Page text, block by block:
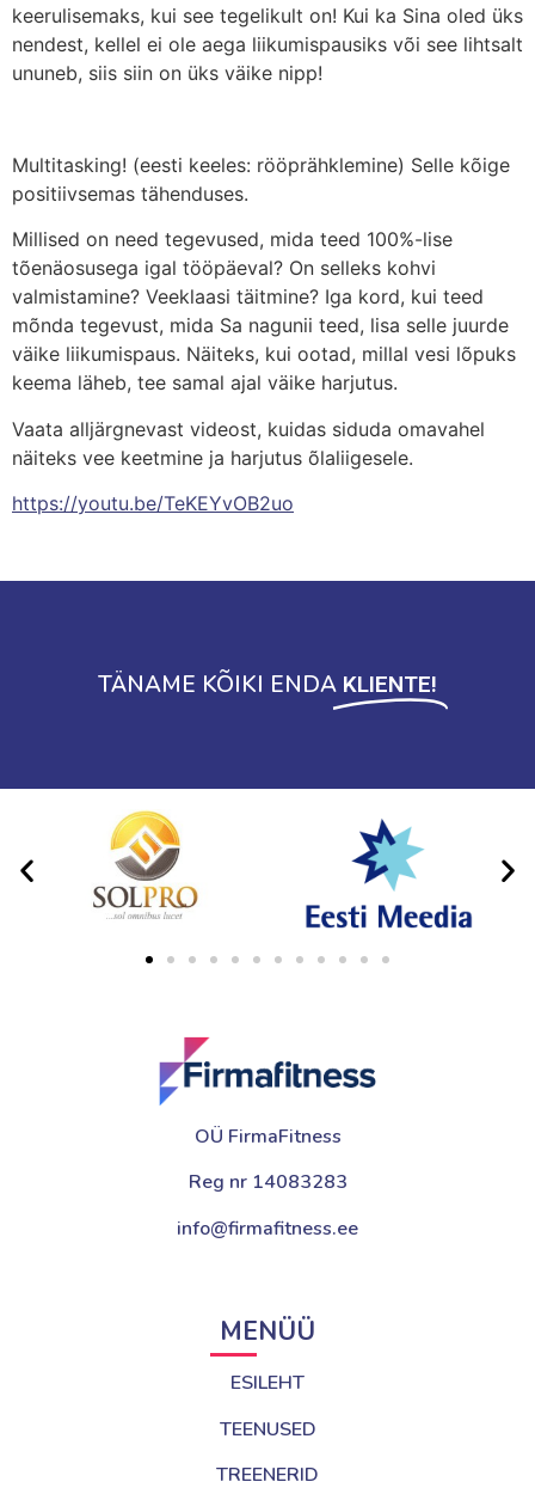
keerulisemaks, kui see tegelikult on! Kui ka Sina oled üks
nendest, kellel ei ole aega liikumispausiks või see lihtsalt
ununeb, siis siin on üks väike nipp!
Multitasking! (eesti keeles: rööprähklemine) Selle kõige
positiivsemas tähenduses.
Millised on need tegevused, mida teed 100%-lise
tõenäosusega igal tööpäeval? On selleks kohvi
valmistamine? Veeklaasi täitmine? Iga kord, kui teed
mõnda tegevust, mida Sa nagunii teed, lisa selle juurde
väike liikumispaus. Näiteks, kui ootad, millal vesi lõpuks
keema läheb, tee samal ajal väike harjutus.
Vaata alljärgnevast videost, kuidas siduda omavahel
näiteks vee keetmine ja harjutus õlaliigesele.
https://youtu.be/TeKEYvOB2uo
TÄNAME KÕIKI ENDA KLIENTE!
OÜ FirmaFitness
Reg nr 14083283
info@firmafitness.ee
MENÜÜ
ESILEHT
TEENUSED
TREENERID